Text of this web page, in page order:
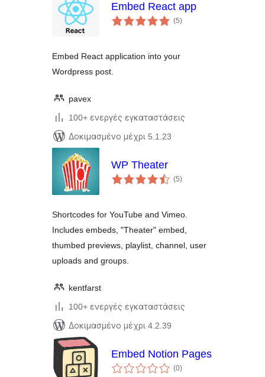
Embed React app
(5αξιολογήσεις
σύνολο
)
Embed React application into your
Wordpress post.
pavex
100+ ενεργές εγκαταστάσεις
Δοκιμασμένο μέχρι 5.1.23
WP Theater
(5αξιολογήσεις
σύνολο
)
Shortcodes for YouTube and Vimeo.
Includes embeds, "Theater" embed,
thumbed previews, playlist, channel, user
uploads and groups.
kentfarst
100+ ενεργές εγκαταστάσεις
Δοκιμασμένο μέχρι 4.2.39
Embed Notion Pages
(0αξιολογήσεις
σύνολο
)